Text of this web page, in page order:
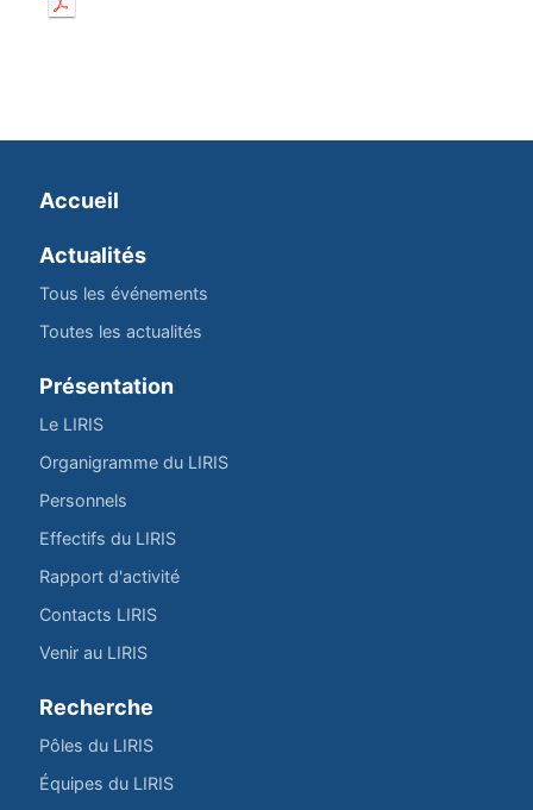
Accueil
Actualités
Tous les événements
Toutes les actualités
Présentation
Le LIRIS
Organigramme du LIRIS
Personnels
Effectifs du LIRIS
Rapport d'activité
Contacts LIRIS
Venir au LIRIS
Recherche
Pôles du LIRIS
Équipes du LIRIS